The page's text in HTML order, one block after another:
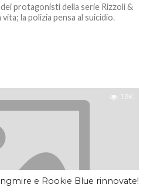
protagonisti della serie Rizzoli &
la polizia pensa al suicidio.
1.9K
e Rookie Blue rinnovate!